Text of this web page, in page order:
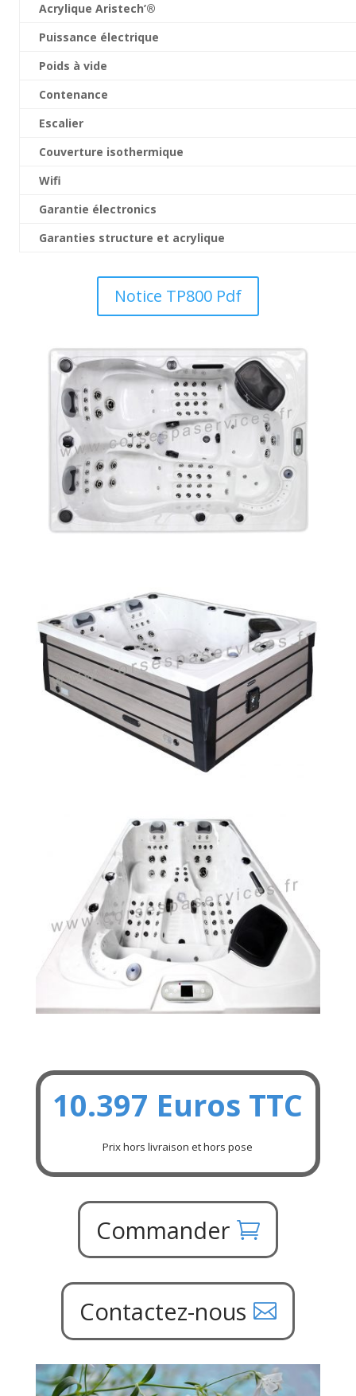
Acrylique Aristech’®
Puissance électrique
Poids à vide
Contenance
Escalier
Couverture isothermique
Wifi
Garantie électronics
Garanties structure et acrylique
Notice TP800 Pdf
10.397 Euros TTC
Prix hors livraison et hors pose
Commander
Contactez-nous